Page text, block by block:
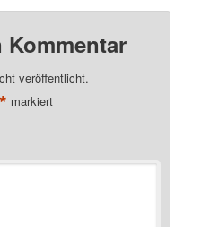
Kommentar
veröffentlicht.
* markiert